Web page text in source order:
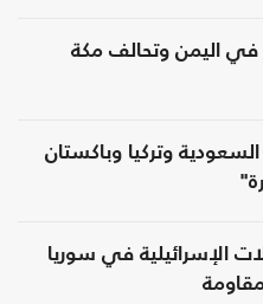
اليمن وتحالف مكة
وتركيا وباكستان
الإسرائيلية في سوريا